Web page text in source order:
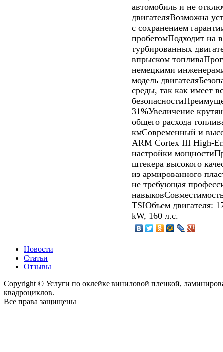
автомобиль и не
двигателяВозможна
с сохранением
пробегомПодходит на
турбированных
впрыском
немецкими
модель
среды, так как имеет
31%Увеличение
общего расхода
кмСовременный и
ARM Cortex III High-
настройки
штекера высокого
из армированного
не требующая
TSIОбъем двигателя:
kW, 160 л.с.
Новости
Статьи
Отзывы
Copyright © Услуги по оклейке виниловой пленкой,
квадроциклов.
Все права защищены